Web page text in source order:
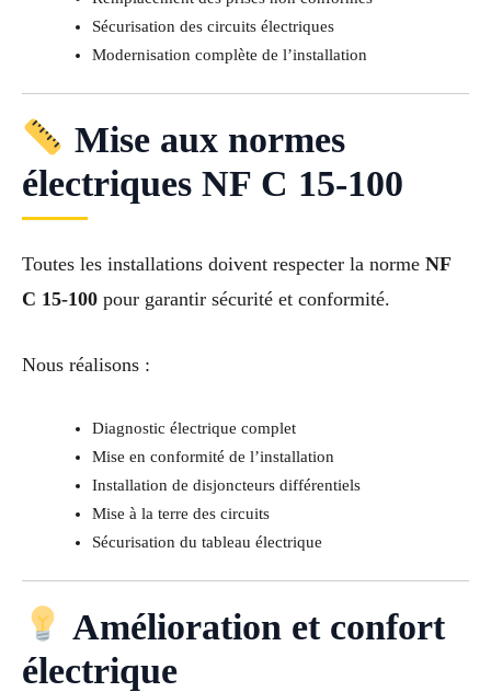
Sécurisation des circuits électriques
Modernisation complète de l’installation
Mise aux normes
électriques NF C 15-100
Toutes les installations doivent respecter la norme NF
C 15-100 pour garantir sécurité et conformité.
Nous réalisons :
Diagnostic électrique complet
Mise en conformité de l’installation
Installation de disjoncteurs différentiels
Mise à la terre des circuits
Sécurisation du tableau électrique
Amélioration et confort
électrique